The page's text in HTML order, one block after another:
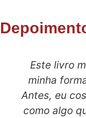
Este livro
minha
Antes, eu
como algo